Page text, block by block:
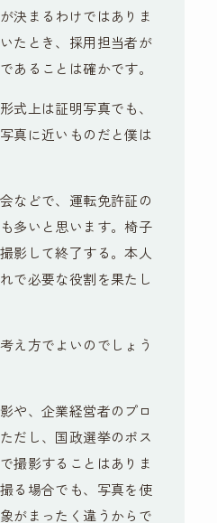
決まるわけではありま
たとき、採用担当者が
あることは確かです。
式上は証明写真でも、
真に近いものだと僕は
などで、運転免許証の
多いと思います。椅子
影して終了する。本人
で必要な役割を果たし
え方でよいのでしょう
や、企業経営者のプロ
だし、国政選挙のポス
撮影することはありま
る場合でも、写真を使
がまったく違うからで